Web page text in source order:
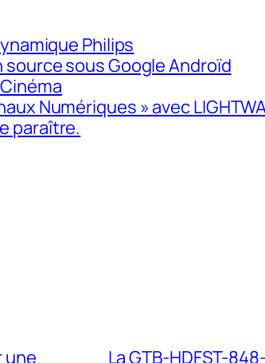
Philips
source sous Google Androïd
Numériques » avec
paraître.
une La GTB-HDFST-